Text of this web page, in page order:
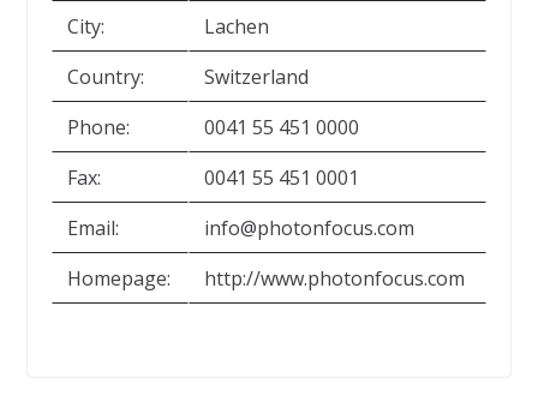
City:
Lachen
Country:
Switzerland
Phone:
0041 55 451 0000
Fax:
0041 55 451 0001
Email:
info@photonfocus.com
Homepage:
http://www.photonfocus.com